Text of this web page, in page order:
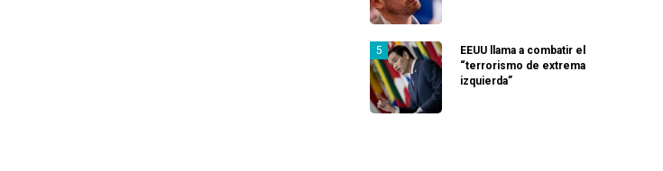
EEUU llama a combatir el
“terrorismo de extrema
izquierda”